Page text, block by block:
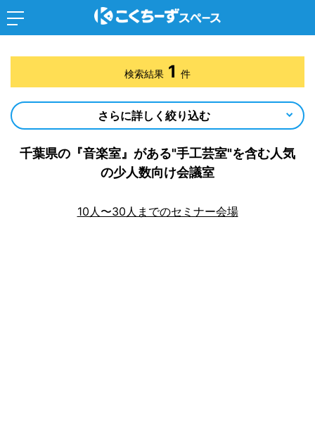
千葉県の『音楽室』がある"手工芸室"を含む人気
の少人数向け会議室
10人〜30人までのセミナー会場
検索結果 1 件
さらに詳しく絞り込む